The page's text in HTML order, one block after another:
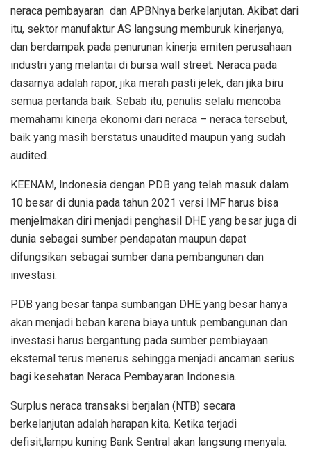
neraca pembayaran dan APBNnya berkelanjutan. Akibat dari
itu, sektor manufaktur AS langsung memburuk kinerjanya,
dan berdampak pada penurunan kinerja emiten perusahaan
industri yang melantai di bursa wall street. Neraca pada
dasarnya adalah rapor, jika merah pasti jelek, dan jika biru
semua pertanda baik. Sebab itu, penulis selalu mencoba
memahami kinerja ekonomi dari neraca – neraca tersebut,
baik yang masih berstatus unaudited maupun yang sudah
audited.
KEENAM, Indonesia dengan PDB yang telah masuk dalam
10 besar di dunia pada tahun 2021 versi IMF harus bisa
menjelmakan diri menjadi penghasil DHE yang besar juga di
dunia sebagai sumber pendapatan maupun dapat
difungsikan sebagai sumber dana pembangunan dan
investasi.
PDB yang besar tanpa sumbangan DHE yang besar hanya
akan menjadi beban karena biaya untuk pembangunan dan
investasi harus bergantung pada sumber pembiayaan
eksternal terus menerus sehingga menjadi ancaman serius
bagi kesehatan Neraca Pembayaran Indonesia.
Surplus neraca transaksi berjalan (NTB) secara
berkelanjutan adalah harapan kita. Ketika terjadi
defisit,lampu kuning Bank Sentral akan langsung menyala.